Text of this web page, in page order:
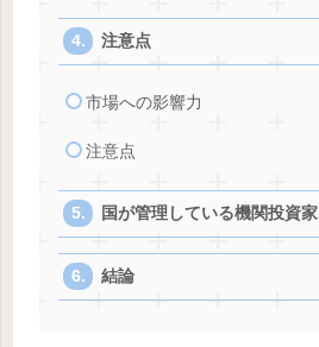
注意点
市場への影響力
注意点
国が管理している機関投資家
結論